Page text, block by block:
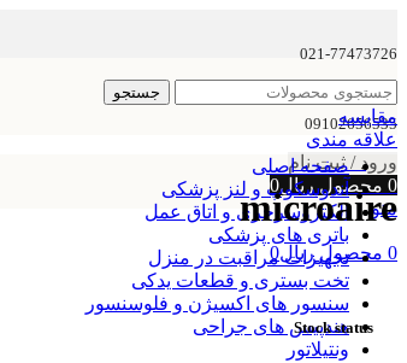
021-77473726
09102656535
جستجو
مقایسه
علاقه مندی
ورود / ثبت نام
0 محصول ریال0
منو
0 محصول ریال0
صفحه اصلی
آندوسکوپ و لنز پزشکی
الکتروسرجری و اتاق عمل
باتری های پزشکی
تجهیزات مراقبت در منزل
تخت بستری و قطعات یدکی
سنسور های اکسیژن و فلوسنسور
هندپیس های جراحی
ونتیلاتور
microaire
Stock status